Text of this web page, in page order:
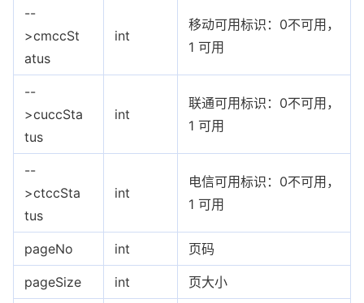
--
>cmccSt
atus
int
移动可用标识：0不可用，
1 可用
--
>cuccSta
tus
int
联通可用标识：0不可用，
1 可用
--
>ctccSta
tus
int
电信可用标识：0不可用，
1 可用
pageNo int 页码
pageSize int 页大小